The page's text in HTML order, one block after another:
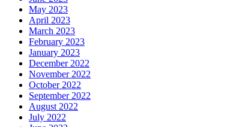
May 2023
April 2023
March 2023
February 2023
January 2023
December 2022
November 2022
October 2022
September 2022
August 2022
July 2022